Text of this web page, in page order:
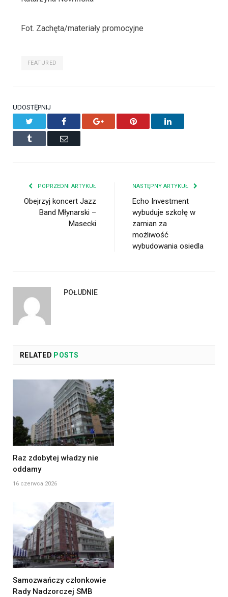
Fot. Zachęta/materiały promocyjne
FEATURED
UDOSTĘPNIJ
Facebook Google+ Pinterest LinkedIn
Tumblr Email
POPRZEDNI ARTYKUŁ
Obejrzyj koncert Jazz
Band Młynarski –
Masecki
NASTĘPNY ARTYKUŁ
Echo Investment
wybuduje szkołę w
zamian za
możliwość
wybudowania osiedla
POŁUDNIE
RELATED POSTS
Raz zdobytej władzy nie
oddamy
16 czerwca 2026
Samozwańczy członkowie
Rady Nadzorczej SMB